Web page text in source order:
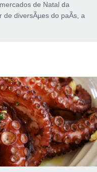
de Natal da
de diversÃµes do paÃ­s, a